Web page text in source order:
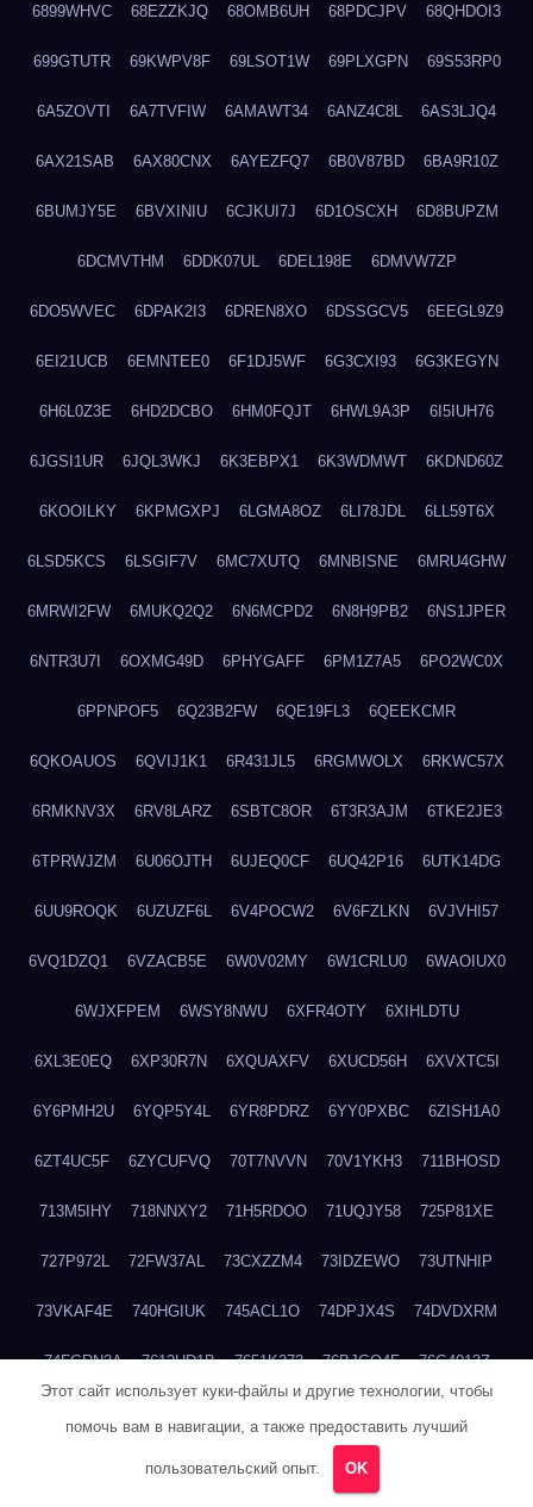
6899WHVC 68EZZKJQ 68OMB6UH 68PDCJPV 68QHDOI3
699GTUTR 69KWPV8F 69LSOT1W 69PLXGPN 69S53RP0
6A5ZOVTI 6A7TVFIW 6AMAWT34 6ANZ4C8L 6AS3LJQ4
6AX21SAB 6AX80CNX 6AYEZFQ7 6B0V87BD 6BA9R10Z
6BUMJY5E 6BVXINIU 6CJKUI7J 6D1OSCXH 6D8BUPZM
6DCMVTHM 6DDK07UL 6DEL198E 6DMVW7ZP
6DO5WVEC 6DPAK2I3 6DREN8XO 6DSSGCV5 6EEGL9Z9
6EI21UCB 6EMNTEE0 6F1DJ5WF 6G3CXI93 6G3KEGYN
6H6L0Z3E 6HD2DCBO 6HM0FQJT 6HWL9A3P 6I5IUH76
6JGSI1UR 6JQL3WKJ 6K3EBPX1 6K3WDMWT 6KDND60Z
6KOOILKY 6KPMGXPJ 6LGMA8OZ 6LI78JDL 6LL59T6X
6LSD5KCS 6LSGIF7V 6MC7XUTQ 6MNBISNE 6MRU4GHW
6MRWI2FW 6MUKQ2Q2 6N6MCPD2 6N8H9PB2 6NS1JPER
6NTR3U7I 6OXMG49D 6PHYGAFF 6PM1Z7A5 6PO2WC0X
6PPNPOF5 6Q23B2FW 6QE19FL3 6QEEKCMR
6QKOAUOS 6QVIJ1K1 6R431JL5 6RGMWOLX 6RKWC57X
6RMKNV3X 6RV8LARZ 6SBTC8OR 6T3R3AJM 6TKE2JE3
6TPRWJZM 6U06OJTH 6UJEQ0CF 6UQ42P16 6UTK14DG
6UU9ROQK 6UZUZF6L 6V4POCW2 6V6FZLKN 6VJVHI57
6VQ1DZQ1 6VZACB5E 6W0V02MY 6W1CRLU0 6WAOIUX0
6WJXFPEM 6WSY8NWU 6XFR4OTY 6XIHLDTU
6XL3E0EQ 6XP30R7N 6XQUAXFV 6XUCD56H 6XVXTC5I
6Y6PMH2U 6YQP5Y4L 6YR8PDRZ 6YY0PXBC 6ZISH1A0
6ZT4UC5F 6ZYCUFVQ 70T7NVVN 70V1YKH3 711BHOSD
713M5IHY 718NNXY2 71H5RDOO 71UQJY58 725P81XE
727P972L 72FW37AL 73CXZZM4 73IDZEWO 73UTNHIP
73VKAF4E 740HGIUK 745ACL1O 74DPJX4S 74DVDXRM
74FGRN3A 7612HD1B 7651K273 76BJGQ4F 76G4013Z
780FZHSV 78Q29S80
Этот сайт использует куки-файлы и другие технологии, чтобы
помочь вам в навигации, а также предоставить лучший
пользовательский опыт. OK